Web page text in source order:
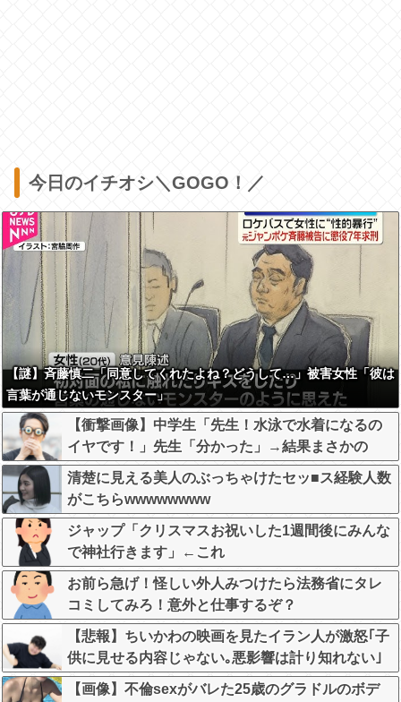
今日のイチオシ＼GOGO！／
【謎】斉藤慎二「同意してくれたよね？どうして…」被害女性「彼は
言葉が通じないモンスター」
【衝撃画像】中学生「先生！水泳で水着になるの
イヤです！」先生「分かった」→結果まさかの
『こう』なってしまうw w w w w w w
清楚に見える美人のぶっちゃけたセッ■ス経験人数
がこちらwwwwwwww
ジャップ「クリスマスお祝いした1週間後にみんな
で神社行きます」←これ
お前ら急げ！怪しい外人みつけたら法務省にタレ
コミしてみろ！意外と仕事するぞ？
【悲報】ちいかわの映画を見たイラン人が激怒｢子
供に見せる内容じゃない｡悪影響は計り知れない｣
←これw w w w w w w w w
【画像】不倫sexがバレた25歳のグラドルのボデ